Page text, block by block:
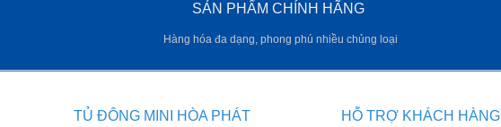
SẢN PHẨM CHÍNH HÃNG
Hàng hóa đa dạng, phong phú nhiều chủng loại
TỦ ĐÔNG MINI HÒA PHÁT HỖ TRỢ KHÁCH HÀNG